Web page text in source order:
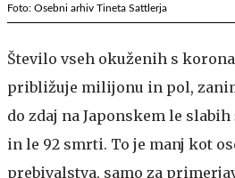
Foto: Osebni arhiv Tineta Sattlerja
Število vseh okuženih s
približuje milijonu in pol,
do zdaj na Japonskem le
in le 92 smrti. To je manj kot
prebivalstva, samo za